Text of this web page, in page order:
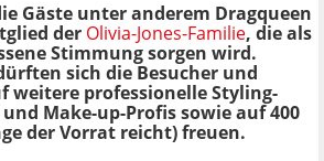
Gäste unter anderem Dragqueen
der Olivia-Jones-Familie, die als
Stimmung sorgen wird.
sich die Besucher und
weitere professionelle Styling-
Make-up-Profis sowie auf 400
der Vorrat reicht) freuen.